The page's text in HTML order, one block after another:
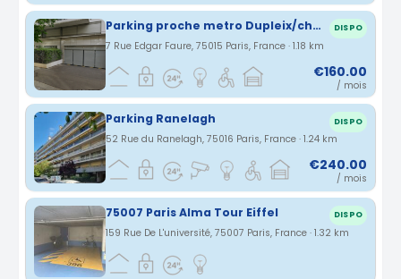
Parking proche metro Dupleix/champs de mars - Facile d'accès, propre éclairé, sous-sol DISPO
7 Rue Edgar Faure, 75015 Paris, France · 1.18 km
€160.00
/ mois
Parking Ranelagh DISPO
52 Rue du Ranelagh, 75016 Paris, France · 1.24 km
€240.00
/ mois
75007 Paris Alma Tour Eiffel DISPO
159 Rue De L'université, 75007 Paris, France · 1.32 km